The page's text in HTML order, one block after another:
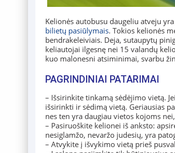
Kelionės autobusu daugeliu atveju
bilietų pasiūlymais. Tokios kelionės
bendrakeleiviais. Deja, sutaupytų
keliautojai ilgesnę nei 15 valandų
kuo malonesni atsiminimai, svarbu
PAGRINDINIAI PATARIMAI
– Išsirinkite tinkamą sėdėjimo vietą.
išsirinkti ir sėdimą vietą. Geriausias
nes ten yra daugiau vietos kojoms
– Pasiruoškite kelionei iš anksto:
nesiglamžo, nevaržo judesių, yra
– Atvykite į išvykimo vietą prieš